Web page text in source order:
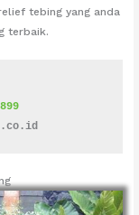
tebing yang anda
terbaik.